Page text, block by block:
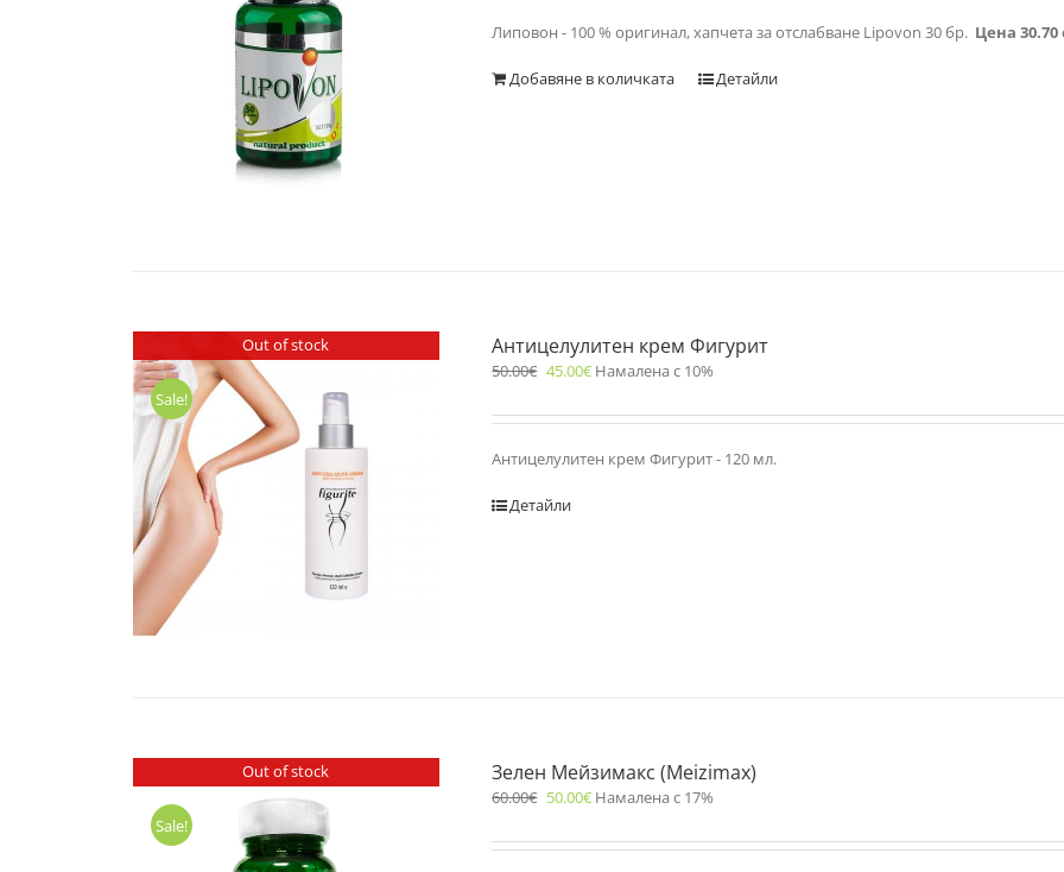
Липовон - 100 % оригинал, хапчета за отслабване Lipovon 30 бр. Цена 30.70
Добавяне в количката Детайли
Out of stock
Sale!
Антицелулитен крем Фигурит
50.00€ 45.00€ Намалена с 10%
Антицелулитен крем Фигурит - 120 мл.
Детайли
Out of stock
Sale!
Зелен Мейзимакс (Meizimax)
60.00€ 50.00€ Намалена с 17%